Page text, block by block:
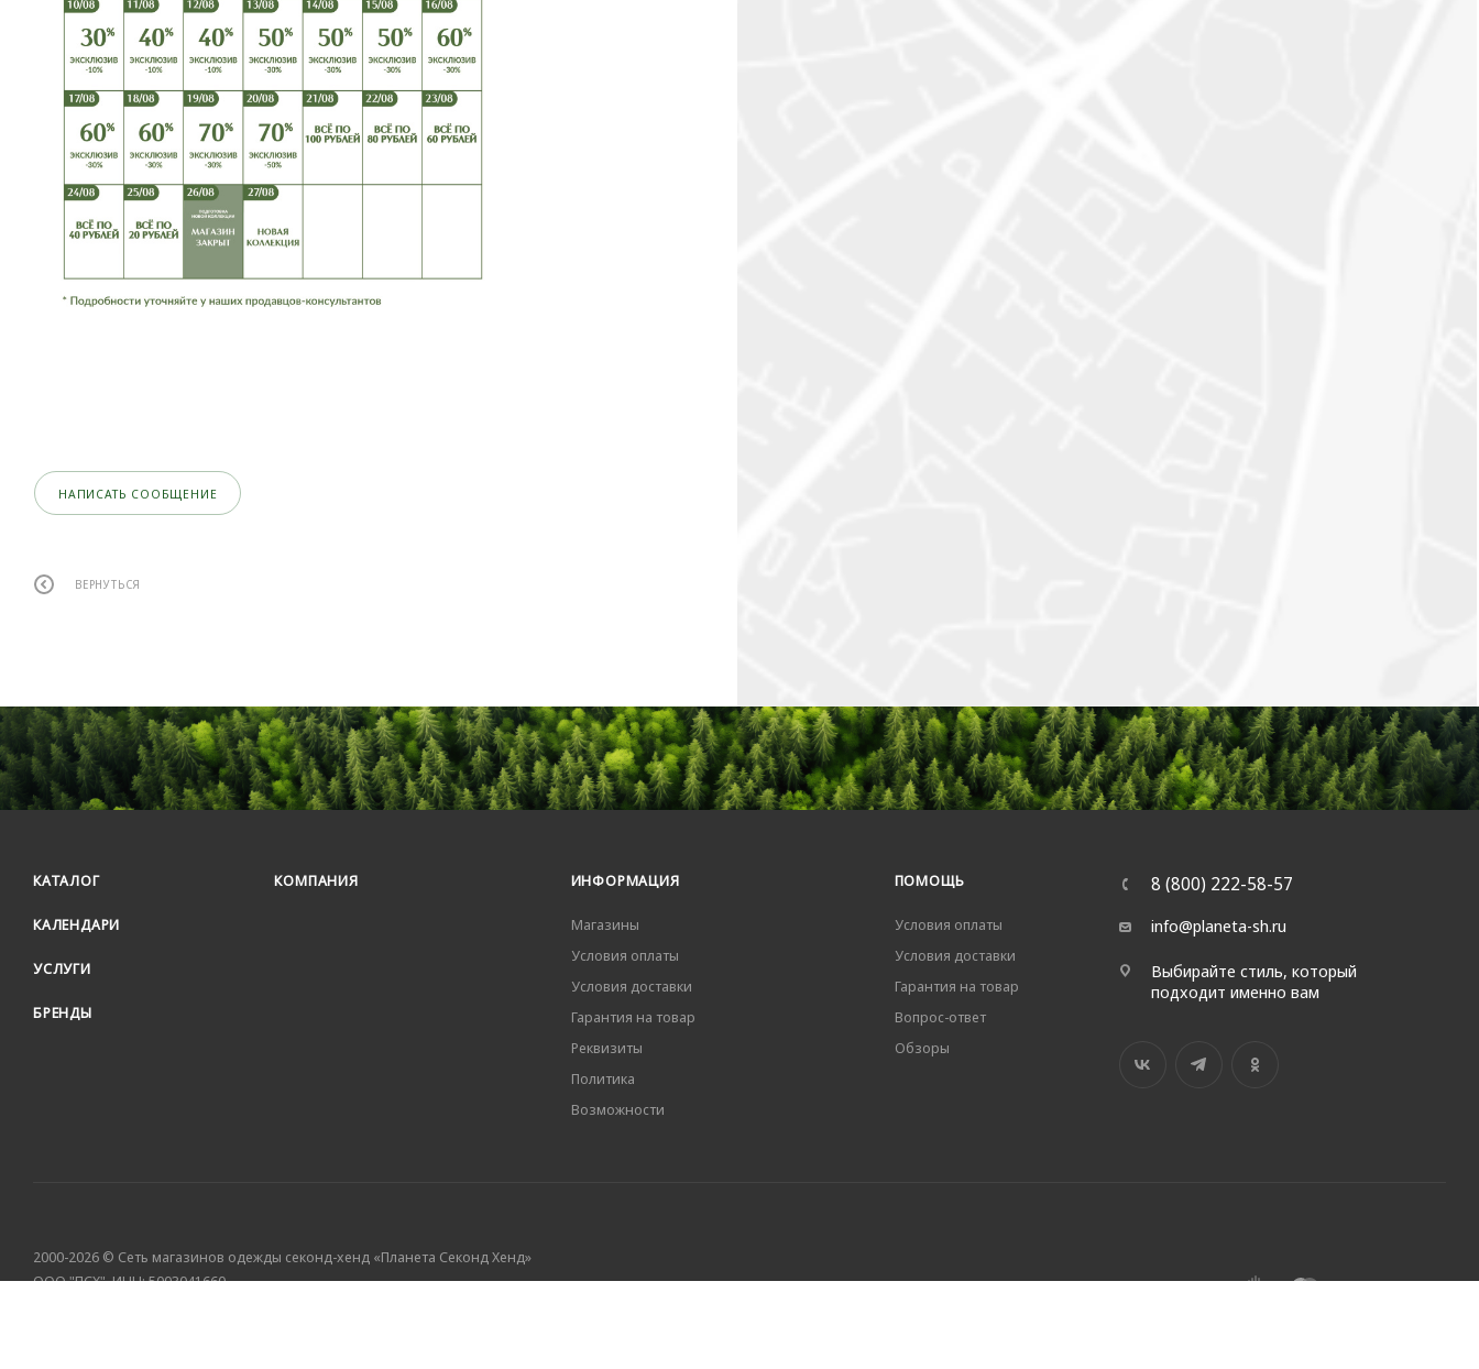
НАПИСАТЬ СООБЩЕНИЕ
ВЕРНУТЬСЯ
КАТАЛОГ
КАЛЕНДАРИ
УСЛУГИ
БРЕНДЫ
КОМПАНИЯ ИНФОРМАЦИЯ
Магазины
Условия оплаты
Условия доставки
Гарантия на товар
Реквизиты
Политика
Возможности
ПОМОЩЬ
Условия оплаты
Условия доставки
Гарантия на товар
Вопрос-ответ
Обзоры
8 (800) 222-58-57
info@planeta-sh.ru
Выбирайте стиль, который
подходит именно вам
2000-2026 © Сеть магазинов одежды секонд-хенд «Планета Секонд Хенд»
ООО "ПСХ", ИНН: 5003041660